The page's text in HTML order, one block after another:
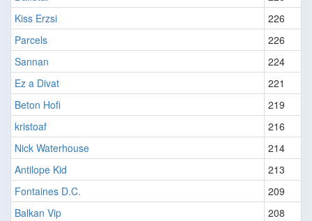
Kiss Erzsi
226
Parcels
226
Sannan
224
Ez a Divat
221
Beton Hofi
219
kristoaf
216
Nick Waterhouse
214
Antilope Kid
213
Fontaines D.C.
209
Balkan Vip
208